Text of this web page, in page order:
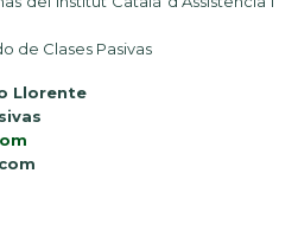
de Clases Pasivas
Llorente